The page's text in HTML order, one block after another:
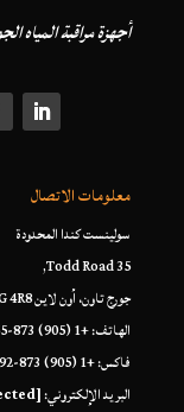
أجهزة مراقبة المياه
معلومات الاتصال
سولينست كندا المحدودة
35 Todd Road,
جورج تاون، أون لاين L7G 4R8
الهاتف: +1 (905) 873-2255 (905) 873-2255 / (800) 661-2023
فاكس: +1 (905) 873-1992 (905) 873-1992
البريد الإلكتروني:[email protected]